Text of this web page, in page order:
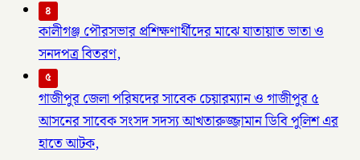
৪
কালীগঞ্জ পৌরসভার প্রশিক্ষণার্থীদের মাঝে যাতায়াত ভাতা ও
সনদপত্র বিতরণ,
৫
গাজীপুর জেলা পরিষদের সাবেক চেয়ারম্যান ও গাজীপুর ৫
আসনের সাবেক সংসদ সদস্য আখতারুজ্জামান ডিবি পুলিশ এর
হাতে আটক,